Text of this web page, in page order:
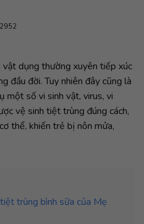
vật dụng thường xuyên tiếp xúc
đầu đời. Tuy nhiên đây cũng là
một số vi sinh vật, virus, vi
vệ sinh tiệt trùng đúng cách,
thể, khiến trẻ bị nôn mửa,
trùng bình sữa của Mẹ